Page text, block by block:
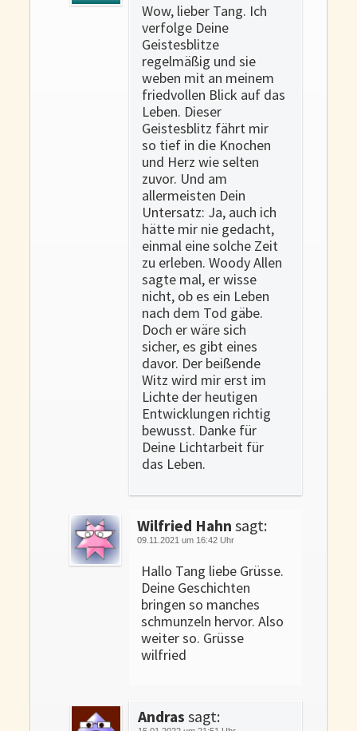
Wow, lieber Tang. Ich
verfolge Deine
Geistesblitze
regelmäßig und sie
weben mit an meinem
friedvollen Blick auf das
Leben. Dieser
Geistesblitz fährt mir
so tief in die Knochen
und Herz wie selten
zuvor. Und am
allermeisten Dein
Untersatz: Ja, auch ich
hätte mir nie gedacht,
einmal eine solche Zeit
zu erleben. Woody Allen
sagte mal, er wisse
nicht, ob es ein Leben
nach dem Tod gäbe.
Doch er wäre sich
sicher, es gibt eines
davor. Der beißende
Witz wird mir erst im
Lichte der heutigen
Entwicklungen richtig
bewusst. Danke für
Deine Lichtarbeit für
das Leben.
Wilfried Hahn sagt:
09.11.2021 um 16:42 Uhr
Hallo Tang liebe Grüsse.
Deine Geschichten
bringen so manches
schmunzeln hervor. Also
weiter so. Grüsse
wilfried
Andras sagt: